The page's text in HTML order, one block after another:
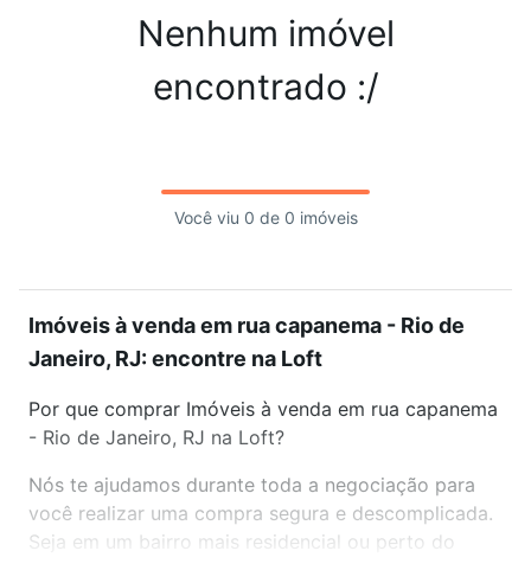
Nenhum imóvel
encontrado :/
Você viu 0 de 0 imóveis
Imóveis à venda em rua capanema - Rio de
Janeiro, RJ: encontre na Loft
Por que comprar Imóveis à venda em rua capanema
- Rio de Janeiro, RJ na Loft?
Nós te ajudamos durante toda a negociação para
você realizar uma compra segura e descomplicada.
Seja em um bairro mais residencial ou perto do